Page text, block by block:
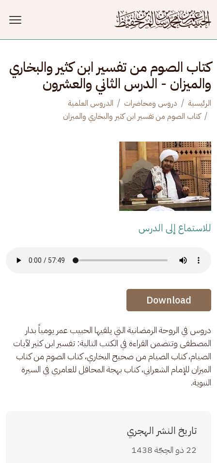
كتاب الصوم من تفسير ابن كثير والبخاري
والميزان - الدرس الثاني والعشرون
الرئيسية دروس ومحاضرات
الدروس العلمية
كتاب الصوم من تفسير ابن كثير والبخاري والميزان
للاستماع إلى الدرس
Audio Stream
Audio Stream
Download
دروس في الروحة الرمضانية التي يلقيها الحبيب عمر يومياً بدار
المصطفى وتتضمن القراءة في الكتب التالية: تفسير ابن كثير لآيات
الصيام، كتاب الصيام من صحيح البخاري، كتاب الصوم من كتاب
الميزان للإمام الشعراني، كتاب بهجة المحافل للعامري في السيرة
النبوية.
تاريخ النشر الهجري
22 ذو الحِجّة 1438